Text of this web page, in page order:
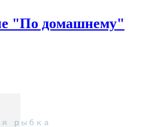
"По домашнему"